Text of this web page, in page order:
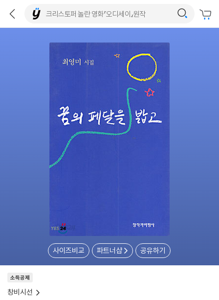
사이즈비교 파트너샵 공유하기
소득공제
창비시선